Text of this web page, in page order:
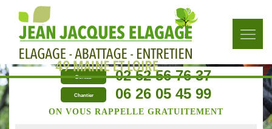
Bureau 02 52 56 76 37
Chantier 06 26 05 45 99
ON VOUS RAPPELLE GRATUITEMENT